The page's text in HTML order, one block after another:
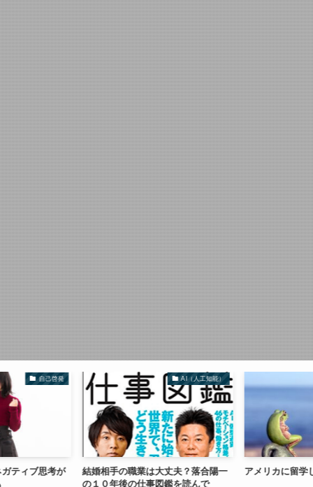
自己啓発
ティブ思考が
AI（人工知能）
結婚相手の職業は大丈夫？落合陽一
の１０年後の仕事図鑑を読んで
アメリカに留学